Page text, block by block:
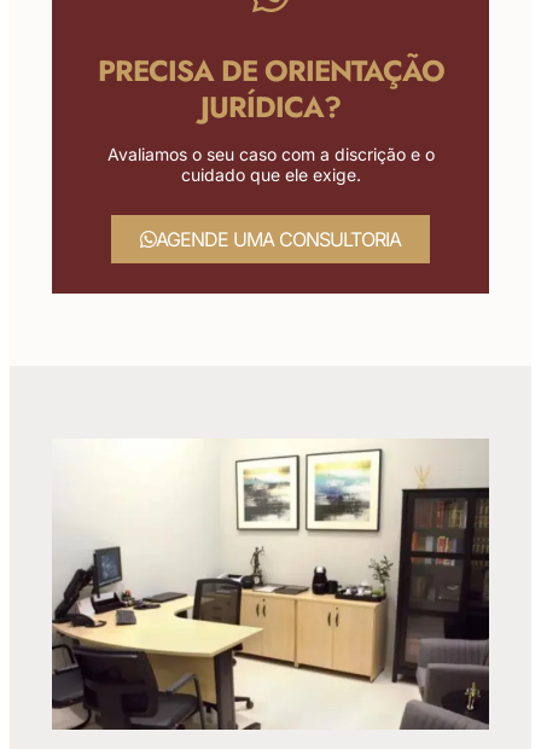
PRECISA DE ORIENTAÇÃO
JURÍDICA?
Avaliamos o seu caso com a discrição e o
cuidado que ele exige.
AGENDE UMA CONSULTORIA